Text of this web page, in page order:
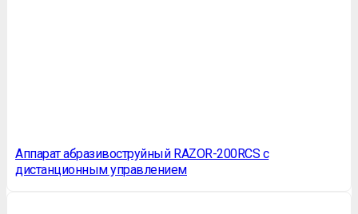
Аппарат абразивоструйный RAZOR-200RCS с
дистанционным управлением